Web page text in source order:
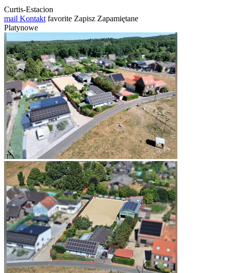
Curtis-Estacion
mail Kontakt favorite Zapisz Zapamiętane
Platynowe